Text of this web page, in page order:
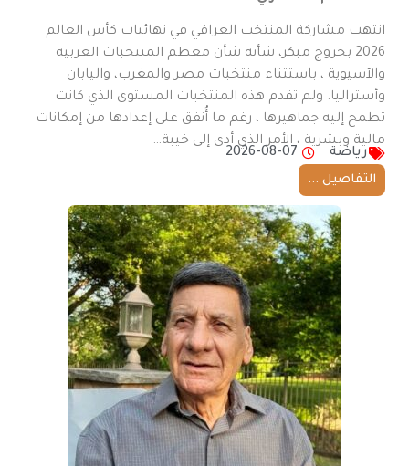
انتهت مشاركة المنتخب العراقي في نهائيات كأس العالم
2026 بخروج مبكر، شأنه شأن معظم المنتخبات العربية
والآسيوية ، باستثناء منتخبات مصر والمغرب، واليابان
وأستراليا. ولم تقدم هذه المنتخبات المستوى الذي كانت
تطمح إليه جماهيرها ، رغم ما أُنفق على إعدادها من إمكانات
مالية وبشرية ، الأمر الذي أدى إلى خيبة…
رياضة
2026-08-07
التفاصيل ...